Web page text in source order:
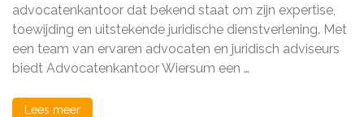
Partner
in
advocatenkantoor dat bekend staat om zijn expertise,
toewijding en uitstekende juridische dienstverlening. Met
een team van ervaren advocaten en juridisch adviseurs
biedt Advocatenkantoor Wiersum een …
Lees meer